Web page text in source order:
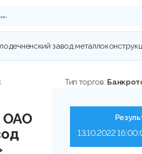
завод
ОАО
Тип торгов:
13.10.2022